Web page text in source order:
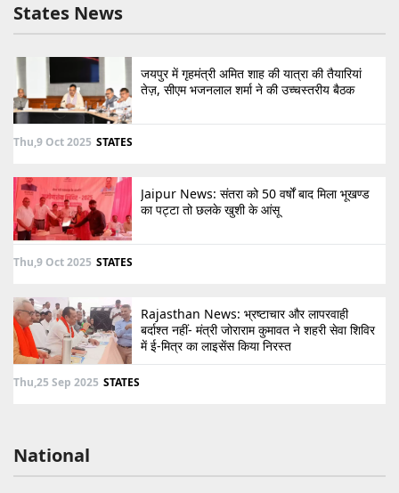
States News
जयपुर में गृहमंत्री अमित शाह की यात्रा की तैयारियां
तेज़, सीएम भजनलाल शर्मा ने की उच्चस्तरीय बैठक
Thu,9 Oct 2025 STATES
Jaipur News: संतरा को 50 वर्षों बाद मिला भूखण्ड
का पट्टा तो छलके खुशी के आंसू
Thu,9 Oct 2025 STATES
Rajasthan News: भ्रष्टाचार और लापरवाही
बर्दाश्त नहीं- मंत्री जोराराम कुमावत ने शहरी सेवा शिविर
में ई-मित्र का लाइसेंस किया निरस्त
Thu,25 Sep 2025 STATES
National